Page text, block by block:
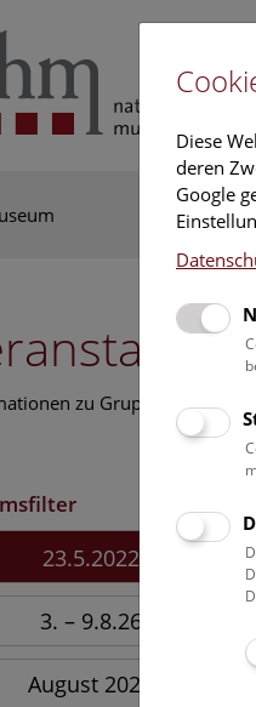
Ausstellung
zu Gruppen,-
23.5.2022
3. – 9.8.26
August 2026
Diese
deren
Google